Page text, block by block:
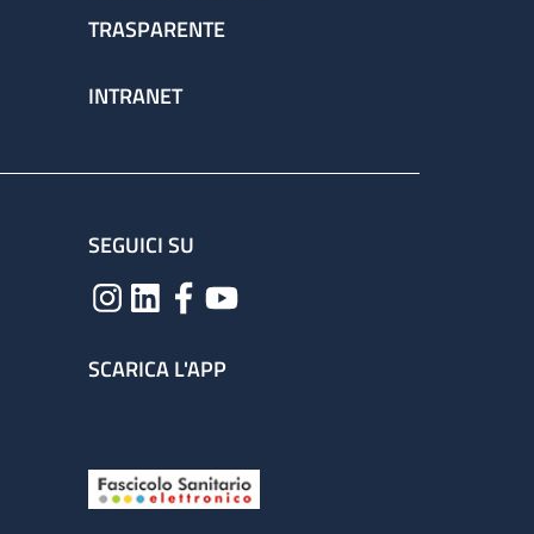
TRASPARENTE
INTRANET
SEGUICI SU
SCARICA L'APP